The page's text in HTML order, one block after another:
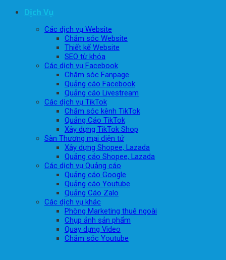
Dịch Vụ
Các dịch vụ Website
Chăm sóc Website
Thiết kế Website
SEO từ khóa
Các dịch vụ Facebook
Chăm sóc Fanpage
Quảng cáo Facebook
Quảng cáo Livestream
Các dịch vụ TikTok
Chăm sóc kênh TikTok
Quảng Cáo TikTok
Xây dựng TikTok Shop
Sàn Thương mại điện tử
Xây dựng Shopee, Lazada
Quảng cáo Shopee, Lazada
Các dịch vụ Quảng cáo
Quảng cáo Google
Quảng cáo Youtube
Quảng Cáo Zalo
Các dịch vụ khác
Phòng Marketing thuê ngoài
Chụp ảnh sản phẩm
Quay dựng Video
Chăm sóc Youtube